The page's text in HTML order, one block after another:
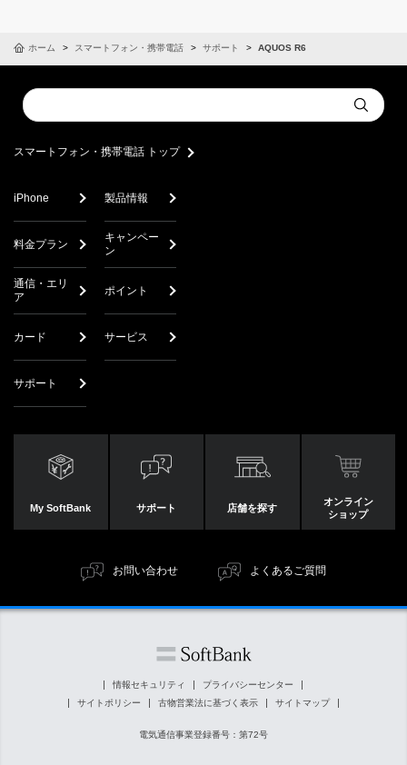
ホーム スマートフォン・携帯電話 サポート AQUOS R6
Conduct
a
Submit
スマートフォン・携帯電話 トップ
iPhone 製品情報
料金プラン
キャンペー
ン
通信・エリ
ア
ポイント
カード サービス
サポート
My SoftBank サポート 店舗を探す
オンライン
ショップ
お問い合わせ よくあるご質問
情報セキュリティ
プライバシーセンター
サイトポリシー
古物営業法に基づく表示 サイトマップ
電気通信事業登録番号：第72号